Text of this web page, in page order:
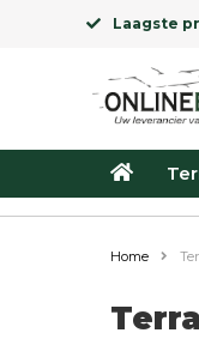
Laagste
Home